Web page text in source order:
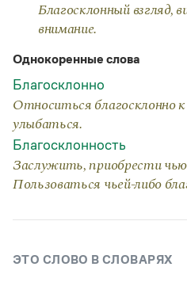
Статьи
Монологи
Лекции и подкасты
Правила русского языка: от
Интерактивные упражнения: от
Издательство
Благосклонный взгляд,
внимание.
Однокоренные слова
Благосклонно
Относиться благосклонно
улыбаться.
Благосклонность
Заслужить, приобрести
Пользоваться чьей-либо
ЭТО СЛОВО В СЛОВАРЯХ